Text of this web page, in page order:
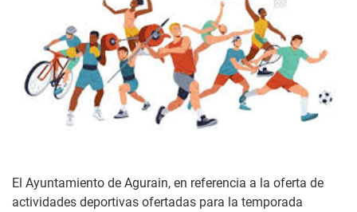
El Ayuntamiento de Agurain, en referencia a la oferta de
actividades deportivas ofertadas para la temporada